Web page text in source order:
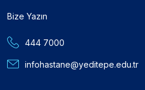
Bize Yazın
444 7000
infohastane@yeditepe.edu.tr